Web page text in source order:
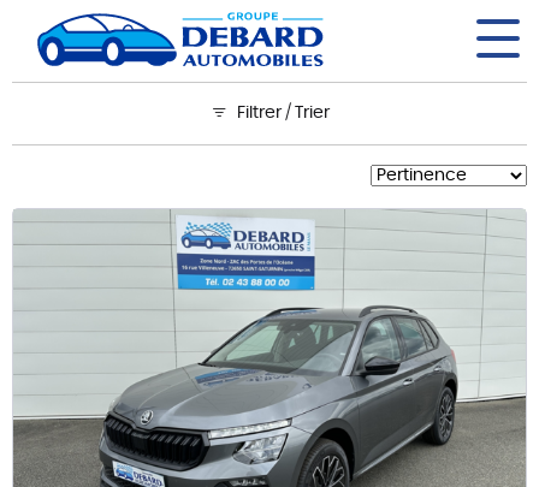
Filtrer / Trier
Panneau de gestion des cookies